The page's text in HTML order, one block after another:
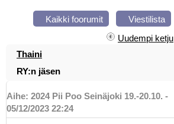
Kaikki foorumit Viestilista
Uudempi ketju
Thaini
RY:n jäsen
Aihe: 2024 Pii Poo Seinäjoki 19.-20.10. -
05/12/2023 22:24